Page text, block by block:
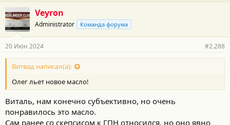
:
Veyron
Administrator Команда форума
20 Июн 2024 #2.288
Витвад написал(а):
Олег льет новое масло!
Виталь, нам конечно субъективно, но очень
понравилось это масло.
Сам ранее со скепсисом к ГПН относился, но оно явно